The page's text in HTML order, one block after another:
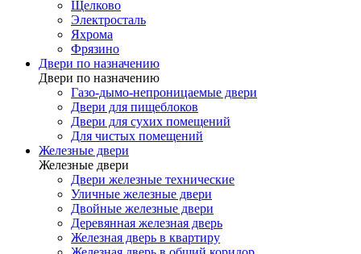
Щелково
Электросталь
Яхрома
Фрязино
Двери по назначению
Двери по назначению
Газо-дымо-непроницаемые двери
Двери для пищеблоков
Двери для сухих помещений
Для чистых помещений
Железные двери
Железные двери
Двери железные технические
Уличные железные двери
Двойные железные двери
Деревянная железная дверь
Железная дверь в квартиру